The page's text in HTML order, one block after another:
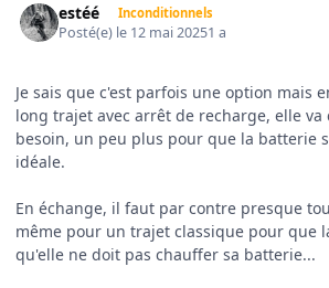
estéé Inconditionnels
Posté(e) le 12 mai 20251 a
Je sais que c'est parfois une option mais
long trajet avec arrêt de recharge, elle va
besoin, un peu plus pour que la batterie
idéale.
En échange, il faut par contre presque
même pour un trajet classique pour que
qu'elle ne doit pas chauffer sa batterie...